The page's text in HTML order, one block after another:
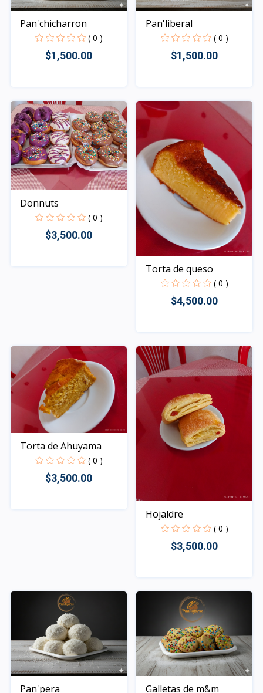
Pan'chicharron
( 0 )
$1,500.00
Rápido Vista
Pan'liberal
( 0 )
$1,500.00
Rápido Vista
Donnuts
( 0 )
$3,500.00
Torta de queso
( 0 )
$4,500.00
Rápido Vista
Torta de Ahuyama
( 0 )
$3,500.00
Hojaldre
( 0 )
$3,500.00
Rápido Vista
Pan'pera Galletas de m&m